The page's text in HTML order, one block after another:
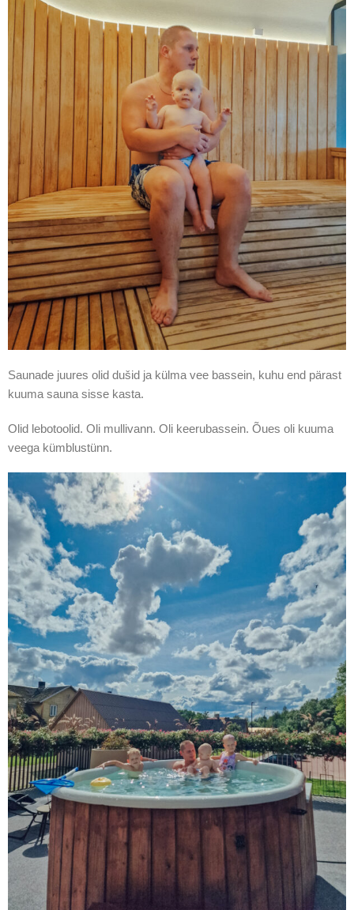
Saunade juures olid dušid ja külma vee bassein, kuhu end pärast
kuuma sauna sisse kasta.
Olid lebotoolid. Oli mullivann. Oli keerubassein. Õues oli kuuma
veega kümblustünn.